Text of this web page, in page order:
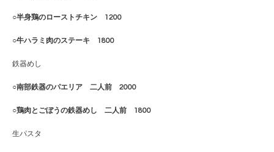
○半身鶏のローストチキン 1200
○牛ハラミ肉のステーキ 1800
鉄器めし
○南部鉄器のパエリア 二人前 2000
○鶏肉とごぼうの鉄器めし 二人前 1800
生パスタ